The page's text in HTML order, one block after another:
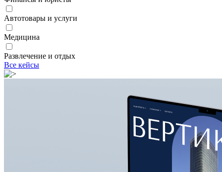
Автотовары и услуги
Медицина
Развлечение и отдых
Все кейсы